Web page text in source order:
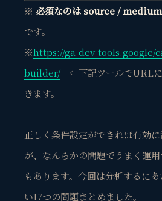
※ 必須なのは source /
です。
※https://ga-dev-tools.google/
builder/ ←下記ツールでURLに
きます。
正しく条件設定ができれば有効
が、なんらかの問題でうまく運
もあります。今回は分析するに
い17つの問題まとめました。